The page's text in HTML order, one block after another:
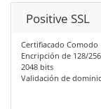
Positive SSL
Certifiacado Comodo
Encripción de 128/
2048 bits
Validación de